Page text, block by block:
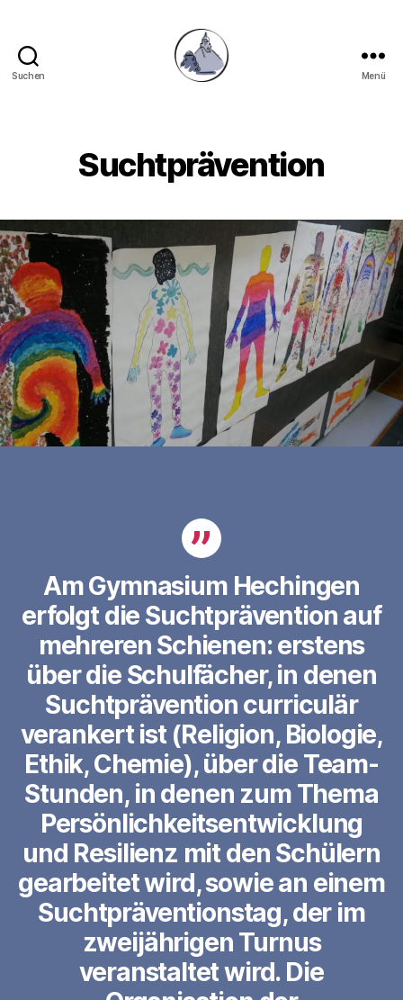
Suchen Menü
Suchtprävention
Am Gymnasium Hechingen
erfolgt die Suchtprävention auf
mehreren Schienen: erstens
über die Schulfächer, in denen
Suchtprävention curriculär
verankert ist (Religion, Biologie,
Ethik, Chemie), über die Team-
Stunden, in denen zum Thema
Persönlichkeitsentwicklung
und Resilienz mit den Schülern
gearbeitet wird, sowie an einem
Suchtpräventionstag, der im
zweijährigen Turnus
veranstaltet wird. Die